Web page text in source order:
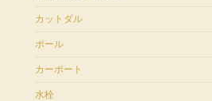
カットダル
ポール
カーポート
水栓